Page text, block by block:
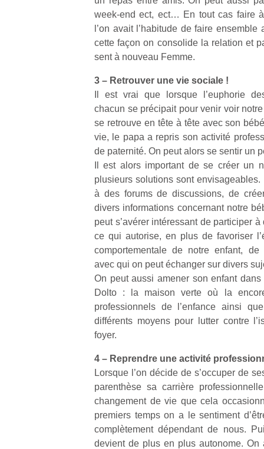
week-end ect, ect… En tout cas faire
l’on avait l’habitude de faire
cette façon on consolide la relation et
sent à nouveau Femme.
3 – Retrouver une vie sociale !
Il est vrai que lorsque l’euphorie
chacun se précipait pour venir voir
se retrouve en tête à tête avec son
vie, le papa a repris son activité
de paternité. On peut alors se sentir un
Il est alors important de se créer un
plusieurs solutions sont
à des forums de discussions, de
divers informations concernant notre
peut s’avérer intéressant de participer
ce qui autorise, en plus de favoriser
comportementale de notre enfant, de
avec qui on peut échanger sur divers
On peut aussi amener son enfant
Dolto : la maison verte où la
professionnels de l’enfance ainsi
différents moyens pour lutter contre
foyer.
4 – Reprendre une activité
Lorsque l’on décide de s’occuper de
parenthèse sa carrière
changement de vie que cela
premiers temps on a le sentiment
complètement dépendant de nous.
devient de plus en plus autonome.
NextGen,
une
nouvelle
trottinette
mécanique
Beeper
Les
enfants
débordent
Varier les
occupations
n’est pas
toujours
Conjuguer
divertissement,
activité
Des
trampolines
pour les
grands et
les petits !
Durant les
vacances
estivales
retour des
beaux
jours, c’est
pour les
enfants
de…
de